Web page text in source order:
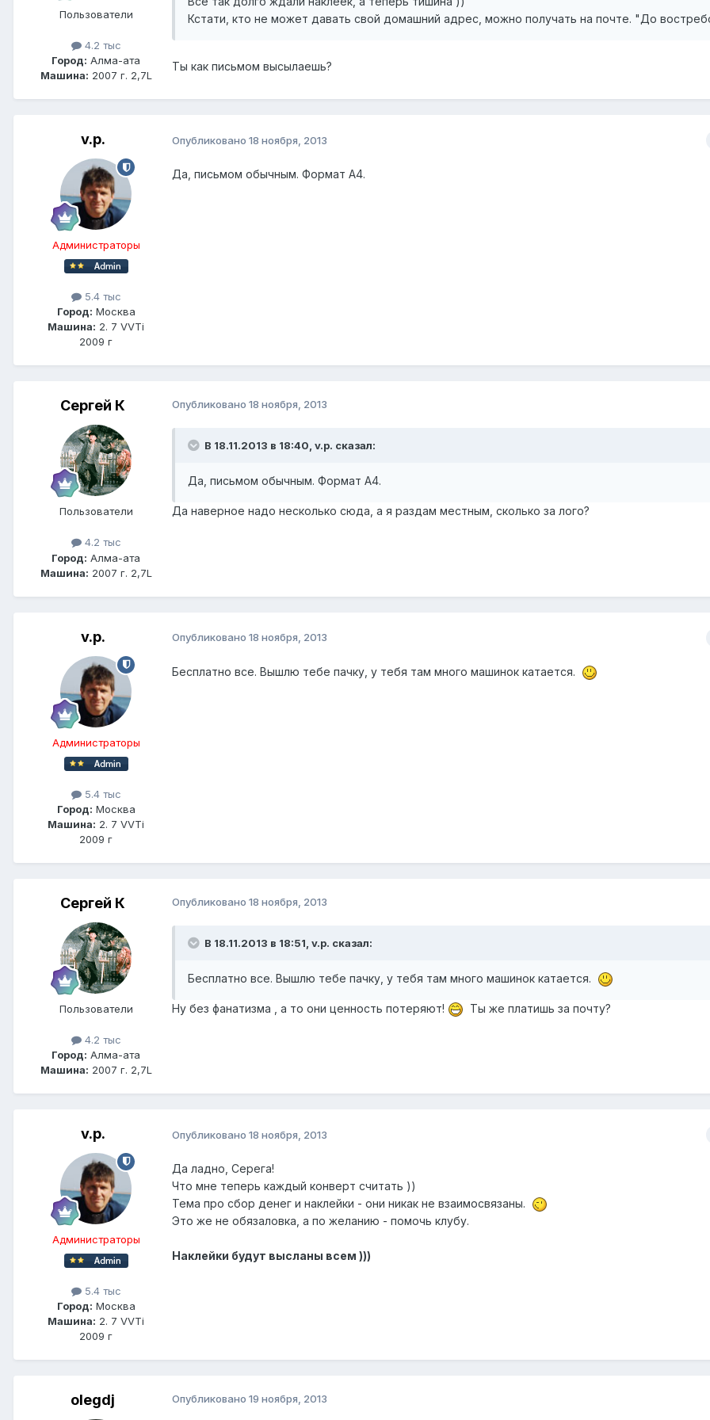
Пользователи
4.2 тыс
Город: Алма-ата
Машина: 2007 г. 2,7L
Кстати, кто не может давать свой домашний адрес, можно получать на почте. "До
Ты как письмом высылаешь?
v.p.
Администраторы
5.4 тыс
Город: Москва
Машина: 2. 7 VVTi
2009 г
Опубликовано 18 ноября, 2013
Да, письмом обычным. Формат А4.
Сергей К
Пользователи
4.2 тыс
Город: Алма-ата
Машина: 2007 г. 2,7L
Опубликовано 18 ноября, 2013
В 18.11.2013 в 18:40, v.p. сказал:
Да, письмом обычным. Формат А4.
Да наверное надо несколько сюда, а я раздам местным, сколько за лого?
v.p.
Администраторы
5.4 тыс
Город: Москва
Машина: 2. 7 VVTi
2009 г
Опубликовано 18 ноября, 2013
Бесплатно все. Вышлю тебе пачку, у тебя там много машинок катается.
Сергей К
Пользователи
4.2 тыс
Город: Алма-ата
Машина: 2007 г. 2,7L
Опубликовано 18 ноября, 2013
В 18.11.2013 в 18:51, v.p. сказал:
Бесплатно все. Вышлю тебе пачку, у тебя там много машинок катается.
Ну без фанатизма , а то они ценность потеряют! Ты же платишь за почту?
v.p.
Администраторы
5.4 тыс
Город: Москва
Машина: 2. 7 VVTi
2009 г
Опубликовано 18 ноября, 2013
Да ладно, Серега!
Что мне теперь каждый конверт считать ))
Тема про сбор денег и наклейки - они никак не взаимосвязаны.
Это же не обязаловка, а по желанию - помочь клубу.
Наклейки будут высланы всем )))
olegdj Опубликовано 19 ноября, 2013